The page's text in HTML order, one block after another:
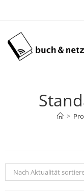
>
Nach Aktualität